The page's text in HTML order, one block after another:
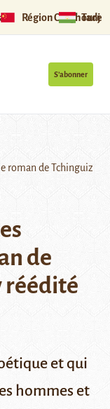
Région Ouïghoure
S’abonner
roman de Tchinguiz
de
réédité
et qui
hommes et